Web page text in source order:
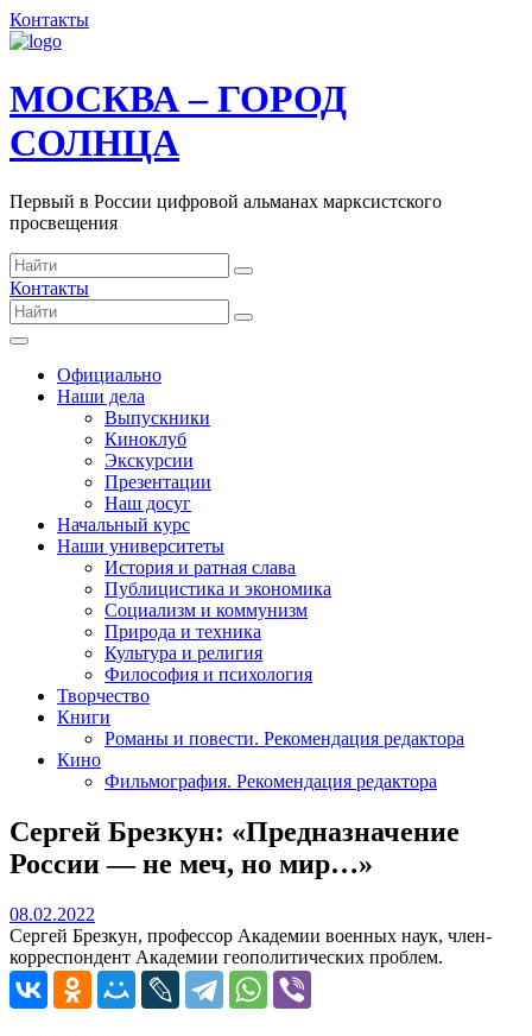
Контакты
МОСКВА – ГОРОД
СОЛНЦА
Первый в России цифровой альманах марксистского
просвещения
Контакты
Официально
Наши дела
Выпускники
Киноклуб
Экскурсии
Презентации
Наш досуг
Начальный курс
Наши университеты
История и ратная слава
Публицистика и экономика
Социализм и коммунизм
Природа и техника
Культура и религия
Философия и психология
Творчество
Книги
Романы и повести. Рекомендация редактора
Кино
Фильмография. Рекомендация редактора
Сергей Брезкун: «Предназначение
России — не меч, но мир…»
08.02.2022
Сергей Брезкун, профессор Академии военных наук, член-
корреспондент Академии геополитических проблем.